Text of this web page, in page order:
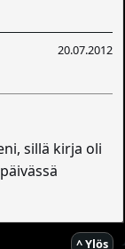
20.07.2012
sillä kirja oli
^ Ylös